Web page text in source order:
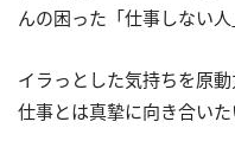
んの困った「仕事しない人
イラっとした気持ちを原
仕事とは真摯に向き合いた